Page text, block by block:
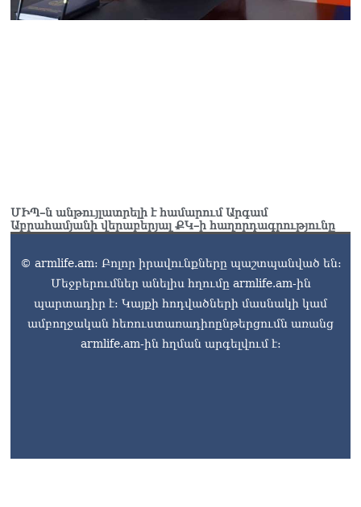
ՄԻՊ–ն անթույլատրելի է համարում Արգամ
Աբրահամյանի վերաբերյալ ՔԿ–ի հաղորդագրությունը
© armlife.am: Բոլոր իրավունքները պաշտպանված են:
Մեջբերումներ անելիս հղումը armlife.am-ին
պարտադիր է: Կայքի հոդվածների մասնակի կամ
ամբողջական հեռուստառադիոընթերցումն առանց
armlife.am-ին հղման արգելվում է: